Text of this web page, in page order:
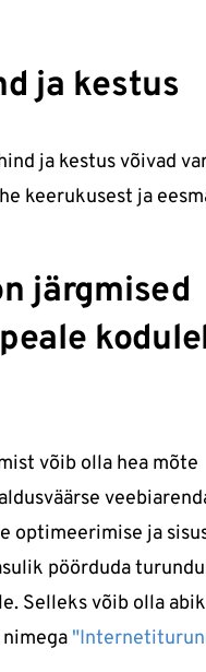
ja kestus
ja kestus võivad
keerukusest ja
järgmised
võib olla hea mõte
optimeerimise ja
pöörduda
Selleks võib olla